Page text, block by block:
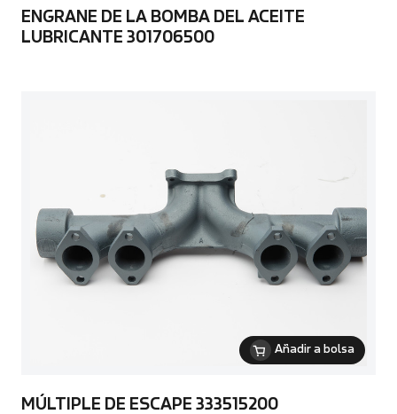
ENGRANE DE LA BOMBA DEL ACEITE
LUBRICANTE 301706500
Añadir a bolsa
MÚLTIPLE DE ESCAPE 333515200